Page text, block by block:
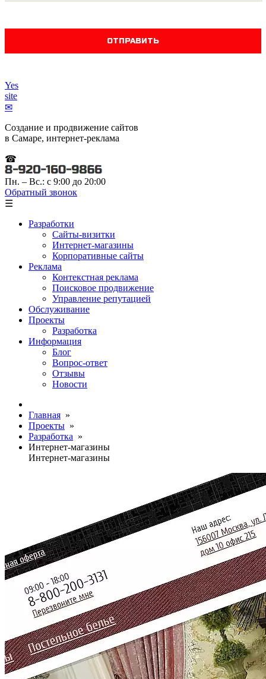
Yes
site
✉
Создание и продвижение сайтов
в Самаре, интернет-реклама
☎
Пн. – Вс.: с 9:00 до 20:00
Обратный звонок
☰
Разработки
Сайты-визитки
Интернет-магазины
Корпоративные сайты
Реклама
Контекстная реклама
Поисковое продвижение
Управление репутацией
Обслуживание
Проекты
Разработка
Информация
Блог
Вопрос-ответ
Отзывы
Новости
Главная »
Проекты »
Разработка »
Интернет-магазины
Интернет-магазины